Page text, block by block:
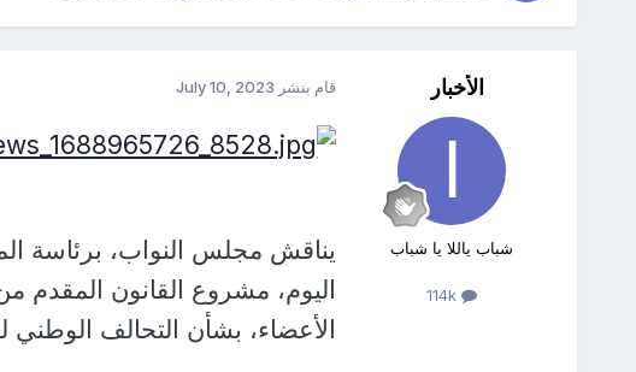
الأخبار
شباب ياللا يا شباب
114k
قام بنشر July 10, 2023
يناقش مجلس النواب، برئاسة
اليوم، مشروع القانون
الأعضاء، بشأن التحالف الوطني